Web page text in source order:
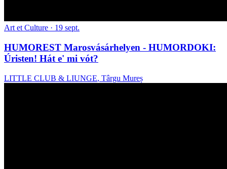
Art et Culture · 19 sept.
HUMOREST Marosvásárhelyen - HUMORDOKI:
Úristen! Hát e' mi vót?
LITTLE CLUB & LIUNGE, Târgu Mureș